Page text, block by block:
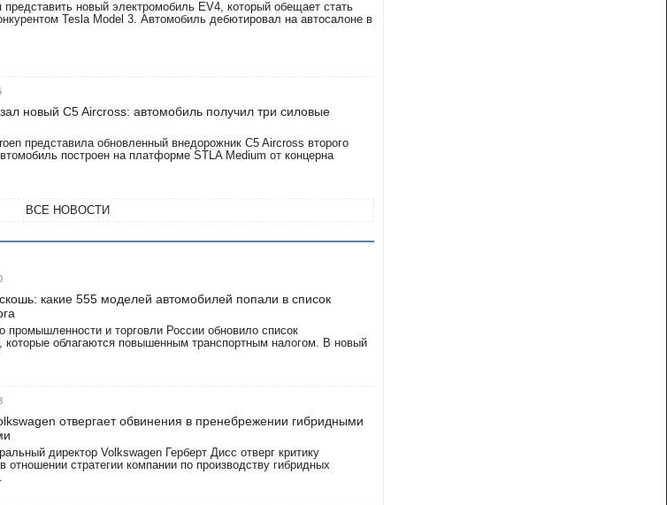
представить новый электромобиль EV4, который обещает стать
Tesla Model 3. Автомобиль дебютировал на автосалоне в
новый C5 Aircross: автомобиль получил три силовые
представила обновленный внедорожник C5 Aircross второго
построен на платформе STLA Medium от концерна
ВСЕ НОВОСТИ
какие 555 моделей автомобилей попали в список
промышленности и торговли России обновило список
которые облагаются повышенным транспортным налогом. В новый
отвергает обвинения в пренебрежении гибридными
директор Volkswagen Герберт Дисс отверг критику
отношении стратегии компании по производству гибридных